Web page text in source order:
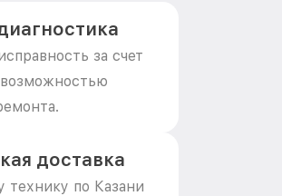
за счет
доставка
по Казани